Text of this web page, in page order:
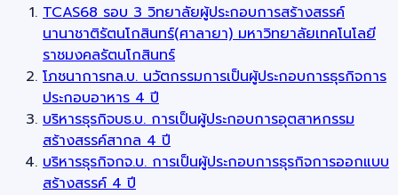
TCAS68 รอบ 3 วิทยาลัยผู้ประกอบการสร้างสรรค์
นานาชาติรัตนโกสินทร์(ศาลายา) มหาวิทยาลัยเทคโนโลยี
ราชมงคลรัตนโกสินทร์
โภชนาการทล.บ. นวัตกรรมการเป็นผู้ประกอบการธุรกิจการ
ประกอบอาหาร 4 ปี
บริหารธุรกิจบธ.บ. การเป็นผู้ประกอบการอุตสาหกรรม
สร้างสรรค์สากล 4 ปี
บริหารธุรกิจกจ.บ. การเป็นผู้ประกอบการธุรกิจการออกแบบ
สร้างสรรค์ 4 ปี